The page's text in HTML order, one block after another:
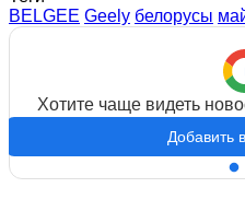
BELGEE Geely белорусы
Хотите чаще видеть
Добавить